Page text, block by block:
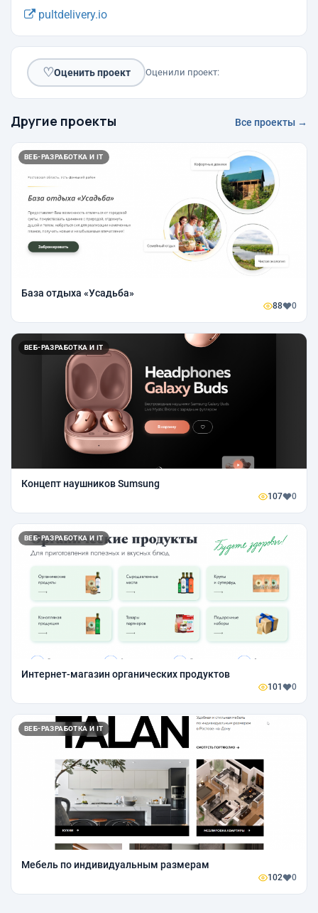
pultdelivery.io
♡Оценить проект Оценили проект:
Другие проекты Все проекты →
ВЕБ-РАЗРАБОТКА И IT
База отдыха «Усадьба»
88 0
ВЕБ-РАЗРАБОТКА И IT
Концепт наушников Sumsung
107 0
ВЕБ-РАЗРАБОТКА И IT
Интернет-магазин органических продуктов
101 0
ВЕБ-РАЗРАБОТКА И IT
Мебель по индивидуальным размерам
102 0